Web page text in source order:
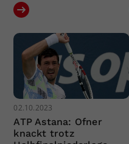
02.10.2023
ATP Astana: Ofner
knackt trotz